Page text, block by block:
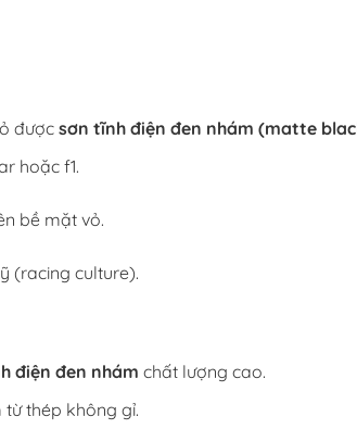
đượcsơn tĩnh điện đen nhám (matte
hoặc f1.
bề mặt vỏ.
(racing culture).
điện đen nhám chất lượng cao.
thép không gỉ.